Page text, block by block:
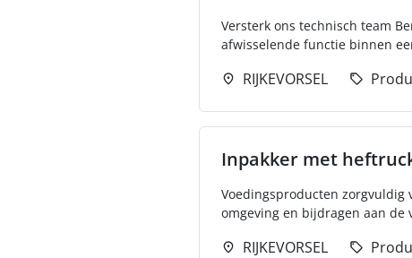
Versterk ons technisch team
afwisselende functie binnen
RIJKEVORSEL
Inpakker met
Voedingsproducten zorgvuldig
omgeving en bijdragen aan de
RIJKEVORSEL